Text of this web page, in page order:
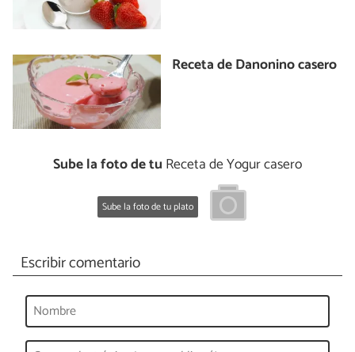
Receta de Danonino casero
Sube la foto de tu Receta de Yogur casero
Sube la foto de tu plato
Escribir comentario